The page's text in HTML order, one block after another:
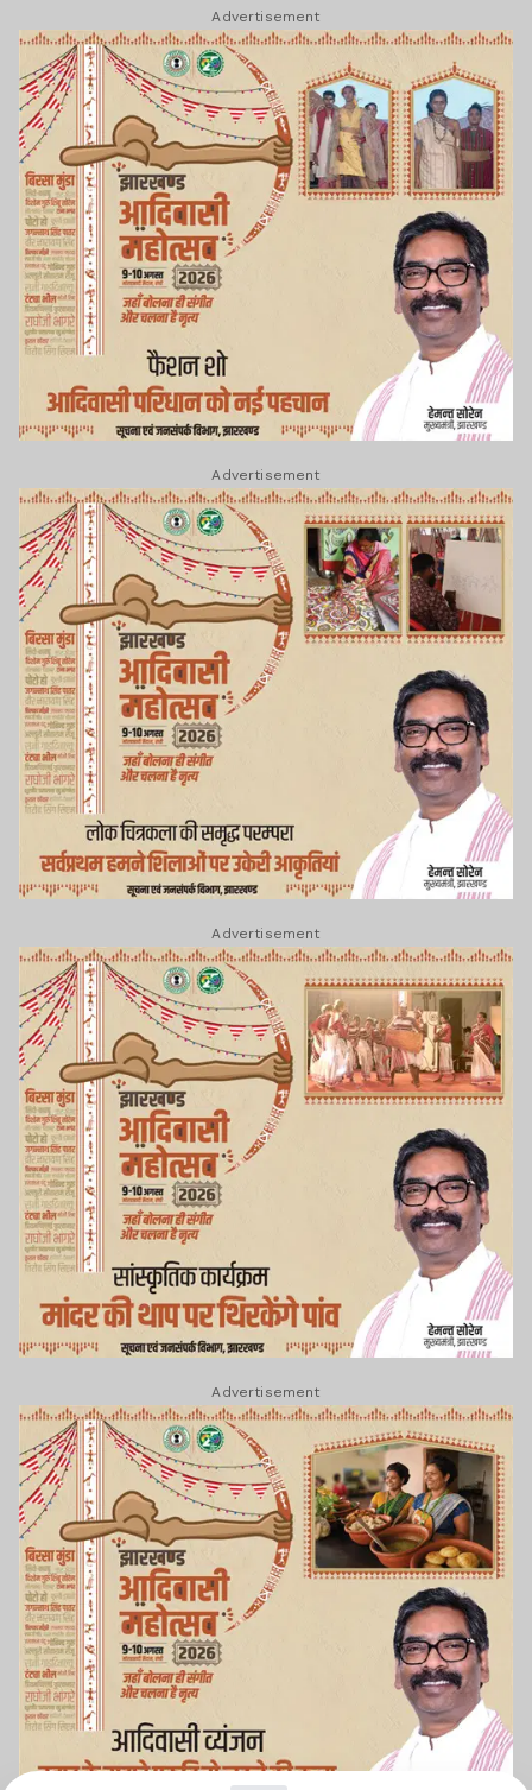
Advertisement
Advertisement
Advertisement
Advertisement